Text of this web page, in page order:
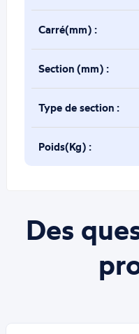
Carré(mm) :
Section (mm) :
Type de section :
Poids(Kg) :
Des